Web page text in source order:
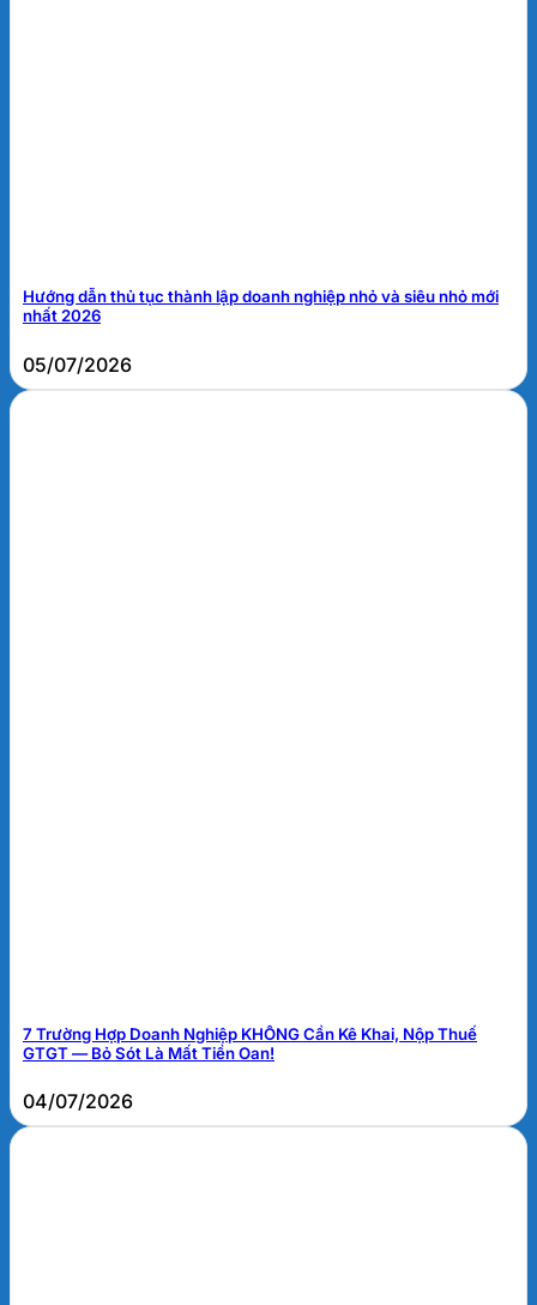
Hướng dẫn thủ tục thành lập doanh nghiệp nhỏ và siêu nhỏ mới
nhất 2026
05/07/2026
7 Trường Hợp Doanh Nghiệp KHÔNG Cần Kê Khai, Nộp Thuế
GTGT — Bỏ Sót Là Mất Tiền Oan!
04/07/2026